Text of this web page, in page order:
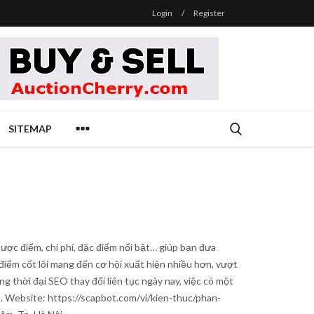
Login / Register
SITEMAP
điểm, chi phí, đặc điểm nổi bật… giúp bạn đưa
cốt lõi mang đến cơ hội xuất hiện nhiều hơn, vượt
thời đại SEO thay đổi liên tục ngày nay, việc có một
Website: https://scapbot.com/vi/kien-thuc/phan-